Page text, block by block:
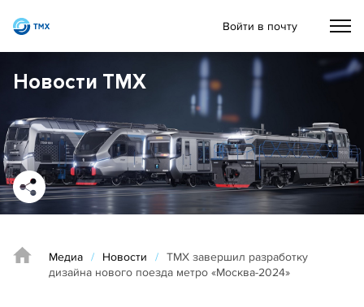
Войти в почту
Новости ТМХ
Медиа / Новости / ТМХ завершил разработку
дизайна нового поезда метро «Москва-2024»